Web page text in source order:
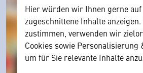
Hier würden wir Ihnen gerne
zugeschnittene Inhalte anzeigen.
zustimmen, verwenden wir
Cookies sowie Personalisierung
um für Sie relevante Inhalte